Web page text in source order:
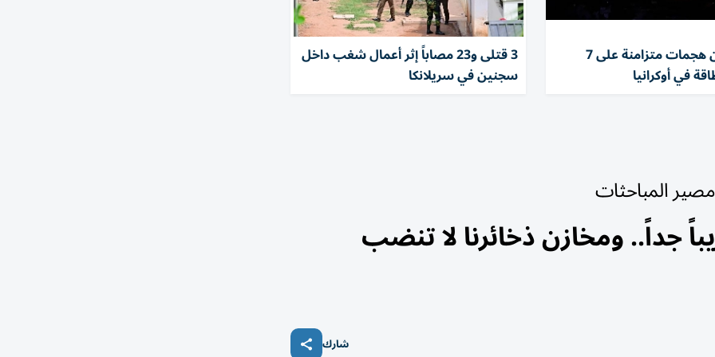
روسيا تشن هجمات متزامنة على 7
في أوكرانيا
3 قتلى و23 مصاباً إثر أعمال شغب داخل
سجنين في سريلانكا
المباحثات
جداً.. ومخازن ذخائرنا لا تنضب
شارك